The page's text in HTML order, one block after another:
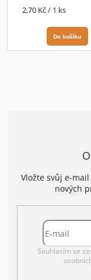
Měrná
2,70 Kč / 1 ks
Do košíku
Vložte svůj e-
nových
Souhlasím se